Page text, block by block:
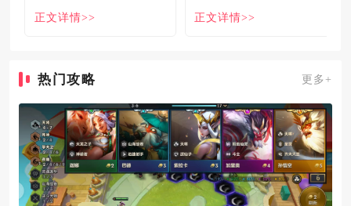
解
正文详情>>
名大
正文详情>>
热门攻略 更多+